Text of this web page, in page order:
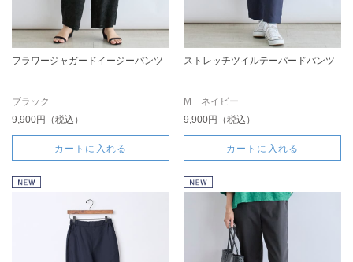
フラワージャガードイージーパンツ
ブラック
9,900円（税込）
カートに入れる
ストレッチツイルテーパードパンツ
M ネイビー
9,900円（税込）
カートに入れる